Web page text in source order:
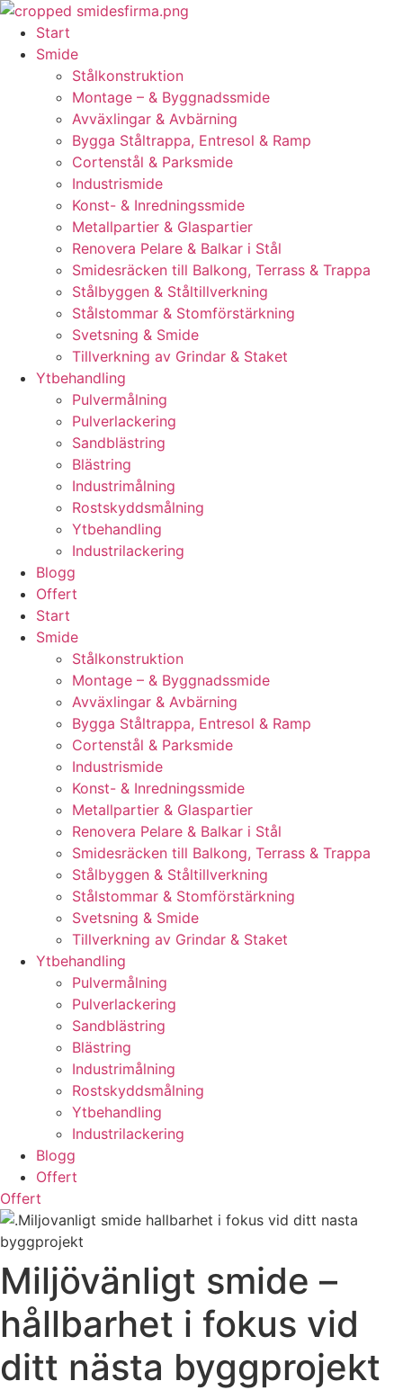
Skip
content
Start
Smide
Stålkonstruktion
Montage – & Byggnadssmide
Avväxlingar & Avbärning
Bygga Ståltrappa, Entresol & Ramp
Cortenstål & Parksmide
Industrismide
Konst- & Inredningssmide
Metallpartier & Glaspartier
Renovera Pelare & Balkar i Stål
Smidesräcken till Balkong, Terrass & Trappa
Stålbyggen & Ståltillverkning
Stålstommar & Stomförstärkning
Svetsning & Smide
Tillverkning av Grindar & Staket
Ytbehandling
Pulvermålning
Pulverlackering
Sandblästring
Blästring
Industrimålning
Rostskyddsmålning
Ytbehandling
Industrilackering
Blogg
Offert
Start
Smide
Stålkonstruktion
Montage – & Byggnadssmide
Avväxlingar & Avbärning
Bygga Ståltrappa, Entresol & Ramp
Cortenstål & Parksmide
Industrismide
Konst- & Inredningssmide
Metallpartier & Glaspartier
Renovera Pelare & Balkar i Stål
Smidesräcken till Balkong, Terrass & Trappa
Stålbyggen & Ståltillverkning
Stålstommar & Stomförstärkning
Svetsning & Smide
Tillverkning av Grindar & Staket
Ytbehandling
Pulvermålning
Pulverlackering
Sandblästring
Blästring
Industrimålning
Rostskyddsmålning
Ytbehandling
Industrilackering
Blogg
Offert
Offert
Miljövänligt smide –
hållbarhet i fokus vid
ditt nästa byggprojekt